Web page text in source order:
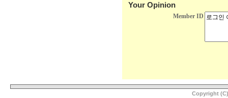
Your Opinion
Member ID
Copyright